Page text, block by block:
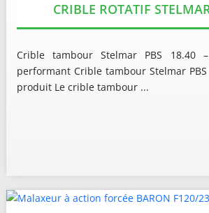
CRIBLE ROTATIF
Crible tambour Stelmar PBS 18.40
performant Crible tambour Stelmar
produit Le crible tambour ...